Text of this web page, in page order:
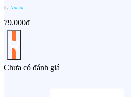
by Naeiae
79.000đ
Chưa có đánh giá